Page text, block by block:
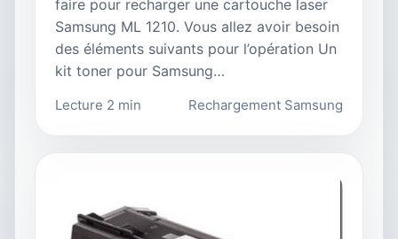
faire pour recharger une cartouche laser
Samsung ML 1210. Vous allez avoir besoin
des éléments suivants pour l’opération Un
kit toner pour Samsung…
Lecture 2 min Rechargement Samsung